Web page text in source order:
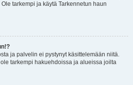
tarkempi ja käytä Tarkennetun haun
ja palvelin ei pystynyt käsittelemään niitä.
ole tarkempi hakuehdoissa ja alueissa joilta